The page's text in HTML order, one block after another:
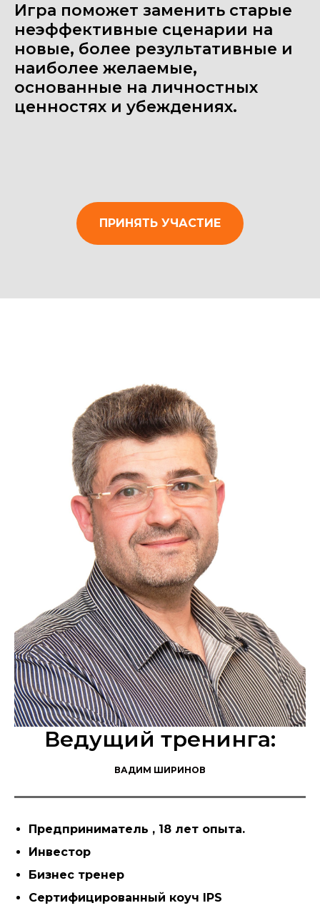
Игра поможет заменить старые
неэффективные сценарии на
новые, более результативные и
наиболее желаемые,
основанные на личностных
ценностях и убеждениях.
ПРИНЯТЬ УЧАСТИЕ
Ведущий тренинга:
ВАДИМ ШИРИНОВ
Предприниматель , 18 лет опыта.
Инвестор
Бизнес тренер
Сертифицированный коуч IPS